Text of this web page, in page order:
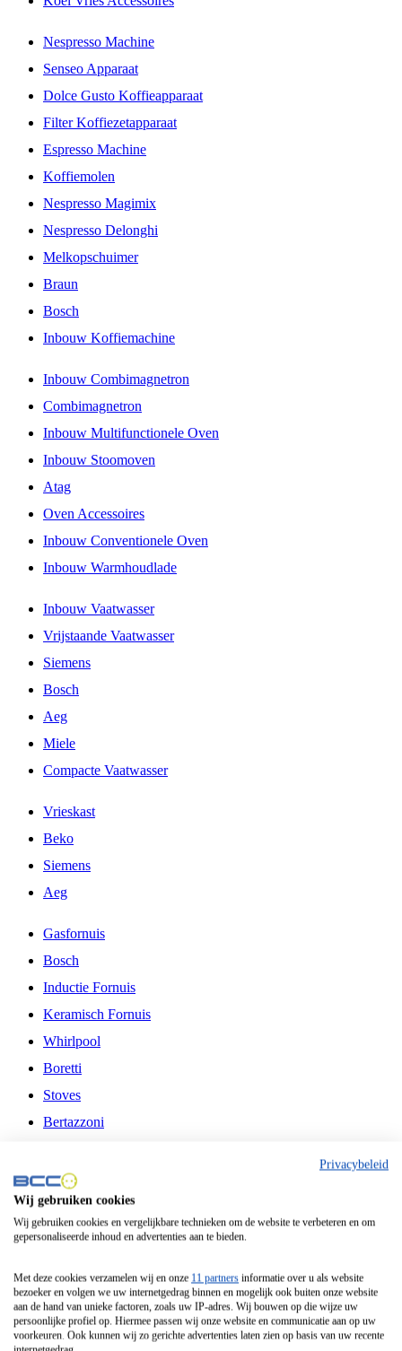
Nespresso Machine
Senseo Apparaat
Dolce Gusto Koffieapparaat
Filter Koffiezetapparaat
Espresso Machine
Koffiemolen
Nespresso Magimix
Nespresso Delonghi
Melkopschuimer
Braun
Bosch
Inbouw Koffiemachine
Inbouw Combimagnetron
Combimagnetron
Inbouw Multifunctionele Oven
Inbouw Stoomoven
Atag
Oven Accessoires
Inbouw Conventionele Oven
Inbouw Warmhoudlade
Inbouw Vaatwasser
Vrijstaande Vaatwasser
Siemens
Bosch
Aeg
Miele
Compacte Vaatwasser
Vrieskast
Beko
Siemens
Aeg
Gasfornuis
Bosch
Inductie Fornuis
Keramisch Fornuis
Whirlpool
Boretti
Stoves
Bertazzoni
Fitelli
Airfryer
Frituurpan
Contactgrill
Broodbakmachine
Broodrooster
Privacybeleid
Wij gebruiken cookies
Wij gebruiken cookies en vergelijkbare technieken om de website te verbeteren en om
gepersonaliseerde inhoud en advertenties aan te bieden.
Met deze cookies verzamelen wij en onze 11 partners informatie over u als website
bezoeker en volgen we uw internetgedrag binnen en mogelijk ook buiten onze website
aan de hand van unieke factoren, zoals uw IP-adres. Wij bouwen op die wijze uw
persoonlijke profiel op. Hiermee passen wij onze website en communicatie aan op uw
voorkeuren. Ook kunnen wij zo gerichte advertenties laten zien op basis van uw recente